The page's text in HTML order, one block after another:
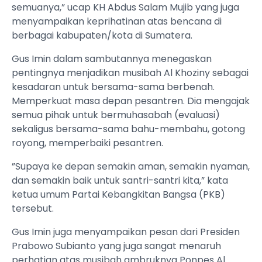
semuanya,” ucap KH Abdus Salam Mujib yang juga
menyampaikan keprihatinan atas bencana di
berbagai kabupaten/kota di Sumatera.
Gus Imin dalam sambutannya menegaskan
pentingnya menjadikan musibah Al Khoziny sebagai
kesadaran untuk bersama-sama berbenah.
Memperkuat masa depan pesantren. Dia mengajak
semua pihak untuk bermuhasabah (evaluasi)
sekaligus bersama-sama bahu-membahu, gotong
royong, memperbaiki pesantren.
”Supaya ke depan semakin aman, semakin nyaman,
dan semakin baik untuk santri-santri kita,” kata
ketua umum Partai Kebangkitan Bangsa (PKB)
tersebut.
Gus Imin juga menyampaikan pesan dari Presiden
Prabowo Subianto yang juga sangat menaruh